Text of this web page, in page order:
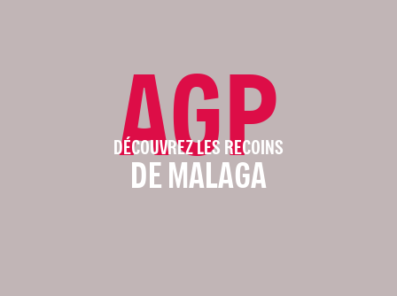
AGP
DÉCOUVREZ LES RECOINS
DE MALAGA